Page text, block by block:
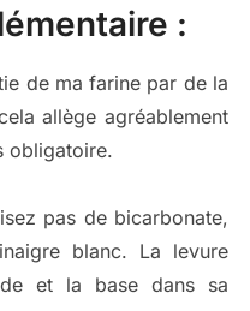
:
de ma farine par de la
allège agréablement
obligatoire.
pas de bicarbonate,
blanc. La levure
et la base dans sa